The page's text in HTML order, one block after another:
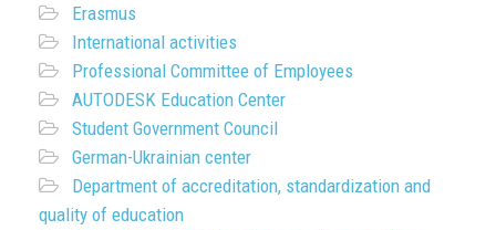
Erasmus
International activities
Professional Committee of Employees
AUTODESK Education Center
Student Government Council
German-Ukrainian center
Department of accreditation, standardization and
quality of education